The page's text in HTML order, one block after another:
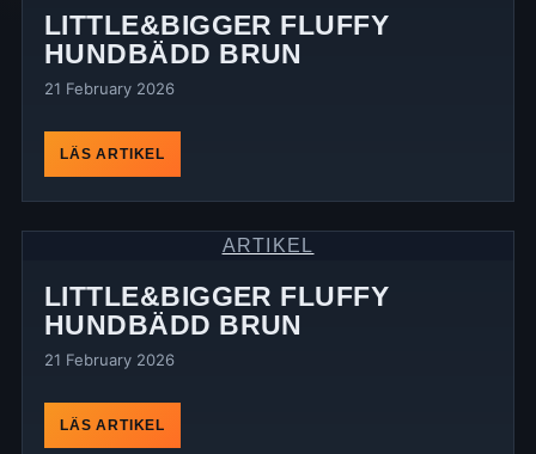
LITTLE&BIGGER FLUFFY
HUNDBÄDD BRUN
21 February 2026
LÄS ARTIKEL
ARTIKEL
LITTLE&BIGGER FLUFFY
HUNDBÄDD BRUN
21 February 2026
LÄS ARTIKEL